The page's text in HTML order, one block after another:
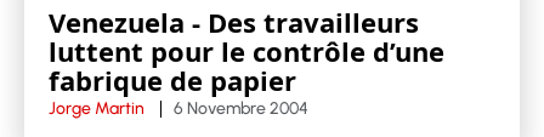
Venezuela - Des travailleurs
luttent pour le contrôle d’une
fabrique de papier
Jorge Martin 6 Novembre 2004